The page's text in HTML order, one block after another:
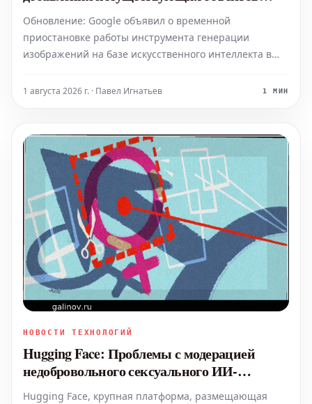
(Обновлено)
Обновление: Google объявил о временной
приостановке работы инструмента генерации
изображений на базе искусственного интеллекта в
обнаружения, что "некоторые пользователи делились
1 августа 2026 г. · Павел Игнатьев 1 МИН
НОВОСТИ ТЕХНОЛОГИЙ
Hugging Face: Проблемы с модерацией
недобровольного сексуального ИИ-
контента
Hugging Face, крупная платформа, размещающая